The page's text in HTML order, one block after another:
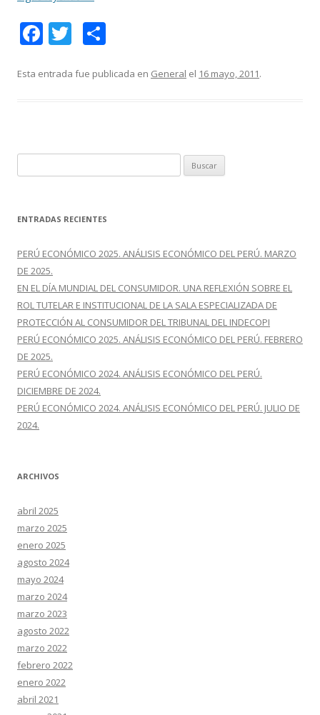
F
e
o
k
T
itt m
ti
r
Esta entrada fue publicada en General el 16 mayo, 2011.
u
c
r
:
ENTRADAS RECIENTES
PERÚ ECONÓMICO 2025. ANÁLISIS ECONÓMICO DEL PERÚ. MARZO
DE 2025.
EN EL DÍA MUNDIAL DEL CONSUMIDOR. UNA REFLEXIÓN SOBRE EL
ROL TUTELAR E INSTITUCIONAL DE LA SALA ESPECIALIZADA DE
PROTECCIÓN AL CONSUMIDOR DEL TRIBUNAL DEL INDECOPI
PERÚ ECONÓMICO 2025. ANÁLISIS ECONÓMICO DEL PERÚ. FEBRERO
DE 2025.
PERÚ ECONÓMICO 2024. ANÁLISIS ECONÓMICO DEL PERÚ.
DICIEMBRE DE 2024.
PERÚ ECONÓMICO 2024. ANÁLISIS ECONÓMICO DEL PERÚ. JULIO DE
2024.
ARCHIVOS
abril 2025
marzo 2025
enero 2025
agosto 2024
mayo 2024
marzo 2024
marzo 2023
agosto 2022
marzo 2022
febrero 2022
enero 2022
abril 2021